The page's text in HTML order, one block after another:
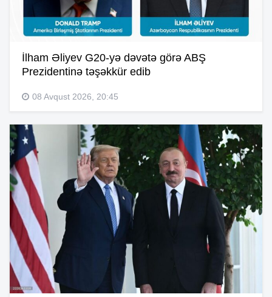
İlham Əliyev G20-yə dəvətə görə ABŞ
Prezidentinə təşəkkür edib
08 Avqust 2026, 20:45